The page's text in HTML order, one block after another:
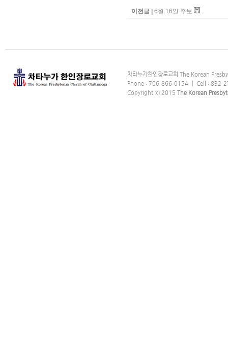
이전글 | 6월 16일 주보
차타누가한인장로교회 The Korean
Phone : 706-866-0154 ｜ Cell : 832-
Copyright ⓒ 2015 The Korean